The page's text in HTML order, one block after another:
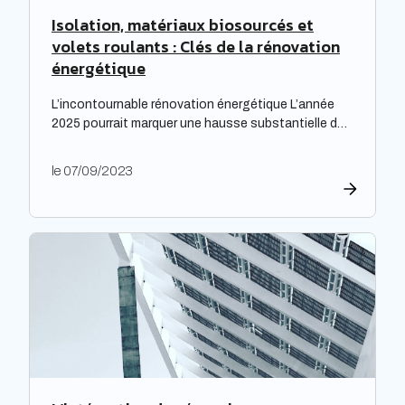
Isolation, matériaux biosourcés et
volets roulants : Clés de la rénovation
énergétique
L’incontournable rénovation énergétique L’année
2025 pourrait marquer une hausse substantielle des
deviennent alors essentiels pour les propriétaires
tarifs de l’électricité. Cette initiative est
particulièrement cruciale pour les logements
qualifiés de passoires thermiques, qui connaissent
d’importants […]
le 07/09/2023